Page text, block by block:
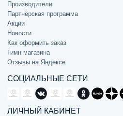
Производители
Партнёрская программа
Акции
Новости
Как оформить заказ
Гимн магазина
Отзывы на Яндексе
СОЦИАЛЬНЫЕ СЕТИ
ЛИЧНЫЙ КАБИНЕТ